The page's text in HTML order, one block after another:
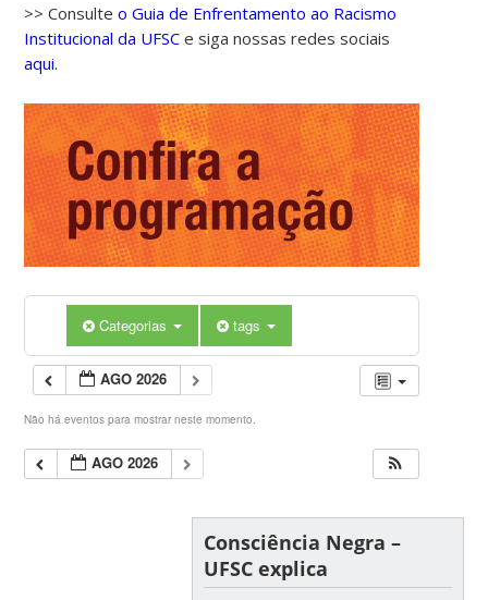
>> Consulteo Guia de Enfrentamento ao Racismo
Institucional da UFSC e siga nossas redes sociais
aqui.
Categorias tags
AGO 2026
Não há eventos para mostrar neste momento.
AGO 2026
Consciência Negra –
UFSC explica